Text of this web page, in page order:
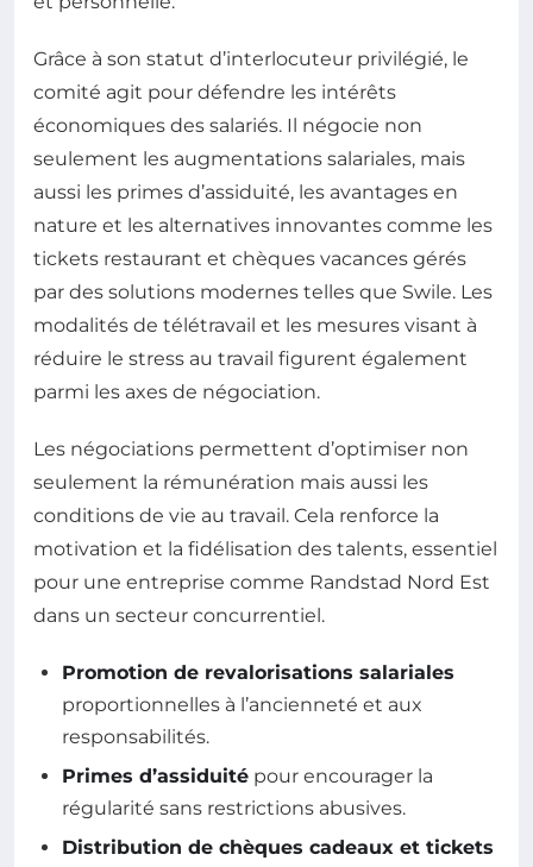
Grâce à son statut d’interlocuteur privilégié, le
comité agit pour défendre les intérêts
économiques des salariés. Il négocie non
seulement les augmentations salariales, mais
aussi les primes d’assiduité, les avantages en
nature et les alternatives innovantes comme les
tickets restaurant et chèques vacances gérés
par des solutions modernes telles que Swile. Les
modalités de télétravail et les mesures visant à
réduire le stress au travail figurent également
parmi les axes de négociation.
Les négociations permettent d’optimiser non
seulement la rémunération mais aussi les
conditions de vie au travail. Cela renforce la
motivation et la fidélisation des talents, essentiel
pour une entreprise comme Randstad Nord Est
dans un secteur concurrentiel.
Promotion de revalorisations salariales
proportionnelles à l’ancienneté et aux
responsabilités.
Primes d’assiduité pour encourager la
régularité sans restrictions abusives.
Distribution de chèques cadeaux et tickets